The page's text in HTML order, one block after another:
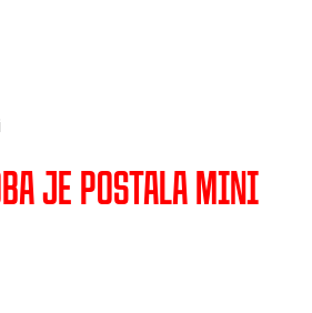
je postala mini